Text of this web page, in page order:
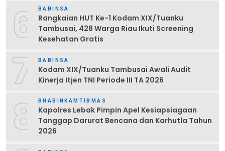
6 BABINSA
Rangkaian HUT Ke-1 Kodam XIX/Tuanku
Tambusai, 428 Warga Riau Ikuti Screening
Kesehatan Gratis
7 BABINSA
Kodam XIX/Tuanku Tambusai Awali Audit
Kinerja Itjen TNI Periode III TA 2026
8 BHABINKAMTIBMAS
Kapolres Lebak Pimpin Apel Kesiapsiagaan
Tanggap Darurat Bencana dan Karhutla Tahun
2026